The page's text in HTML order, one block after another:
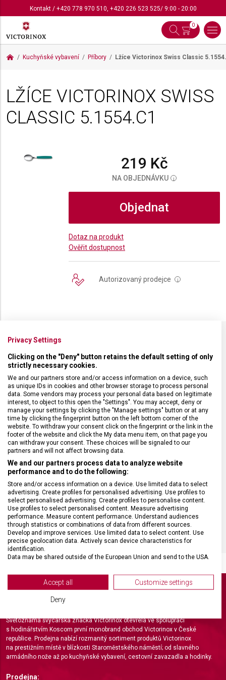
Kontakt/ +420 778 970 510, +420 226 523 525/ 9:00 - 20:00
0
Kuchyňské vybavení Příbory Lžíce Victorinox Swiss Classic
LŽÍCE VICTORINOX SWISS
CLASSIC 5.1554.C1
219 Kč
NA OBJEDNÁVKU i
Objednat
Dotaz na produkt
Ověřit dostupnost
Autorizovaný prodejce i
SPECIFIKACE PRODUKTU
DRUH ZBOŽÍ Kuchyňské vybavení
ZÁRUKA 24 měsíců
HMOTNOST 45 g
MATERIÁL RUKOJETI Polypropylen (PP)
BARVA Zelená
Světoznámá švýcarská značka Victorinox otevřela ve spolupráci
s hodinářstvím Koscom první monobrand obchod Victorinox v České
republice. Prodejna nabízí rozmanitý sortiment produktů Victorinox
na prestižním místě v blízkosti Staroměstského náměstí; od slavného
armádního nože až po kuchyňské vybavení, cestovní zavazadla a hodinky.
Prodejna:
Privacy Settings
Clicking on the "Deny" button retains the default setting of only
strictly necessary cookies.
We and our partners store and/or access information on a device, such
as unique IDs in cookies and other browser storage to process personal
data. Some vendors may process your personal data based on legitimate
interest, to object to this open the "Settings". You may accept, deny or
manage your settings by clicking the "Manage settings" button or at any
time by clicking the fingerprint button on the left bottom corner of the
website. To withdraw your consent click on the fingerprint or the link in the
footer of the website and click the My data menu item, on that page you
can withdraw your consent. These choices will be signaled to our
partners and will not affect browsing data.
We and our partners process data to analyze website
performance and to do the following:
Store and/or access information on a device. Use limited data to select
advertising. Create profiles for personalised advertising. Use profiles to
select personalised advertising. Create profiles to personalise content.
Use profiles to select personalised content. Measure advertising
performance. Measure content performance. Understand audiences
through statistics or combinations of data from different sources.
Develop and improve services. Use limited data to select content. Use
precise geolocation data. Actively scan device characteristics for
identification.
Data may be shared outside of the European Union and send to the USA.
View Partner List (2 IAB Vendors)
We use your data for the following purposes:
Store and/or access information on a device
Use limited data to select advertising
Accept all Customize settings
Deny